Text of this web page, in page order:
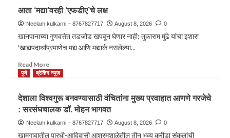
आता ‘मद्या’वरही ‘एफडीए’चे लक्ष
Neelam kulkarni – 8767827717 August 8, 2026 0
खानपानाच्या गुणवत्तेत तडजोड खपवून घेणार नाही; तुकाराम मुंढे यांचा इशारा
‘खाद्यपदार्थांप्रमाणेच मद्य आणि मद्यार्क नसलेल्या...
Read More
पुणे ब्रेकिंग न्यूज़
देशाला विश्वगुरू बनवण्यासाठी वंचितांना मुख्य प्रवाहात आणणे गरजेचे
: सरसंघचालक डाॅ. मोहन भागवत
Neelam kulkarni – 8767827717 August 8, 2026 0
खामगावातील पारधी-आदिवासी आश्रमशाळेतील तीन भव्य क्रीडा संकुलांची